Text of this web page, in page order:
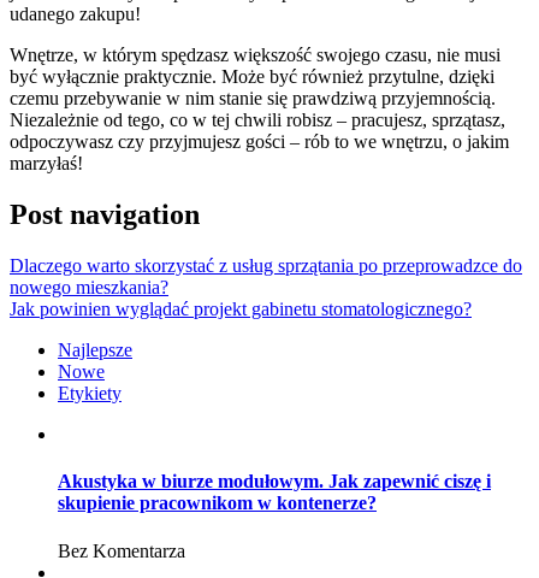
udanego zakupu!
Wnętrze, w którym spędzasz większość swojego czasu, nie musi
być wyłącznie praktycznie. Może być również przytulne, dzięki
czemu przebywanie w nim stanie się prawdziwą przyjemnością.
Niezależnie od tego, co w tej chwili robisz – pracujesz, sprzątasz,
odpoczywasz czy przyjmujesz gości – rób to we wnętrzu, o jakim
marzyłaś!
Post navigation
Dlaczego warto skorzystać z usług sprzątania po przeprowadzce do
nowego mieszkania?
Jak powinien wyglądać projekt gabinetu stomatologicznego?
Najlepsze
Nowe
Etykiety
Akustyka w biurze modułowym. Jak zapewnić ciszę i
skupienie pracownikom w kontenerze?
Bez Komentarza